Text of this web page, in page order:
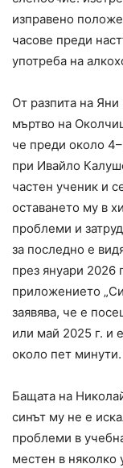
изправено
часове преди
употреба на
От разпита на
мъртво на
че преди около
при Ивайло
частен ученик и
оставането му в
проблеми и
за последно е
през януари 2026
приложението
заявява, че е
или май 2025 г. и
около пет минути.
Бащата на
синът му не е
проблеми в
местен в няколко